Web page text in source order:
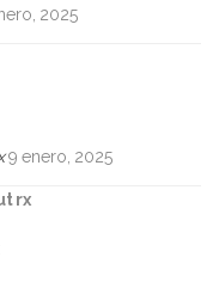
2025
9 enero, 2025
rx